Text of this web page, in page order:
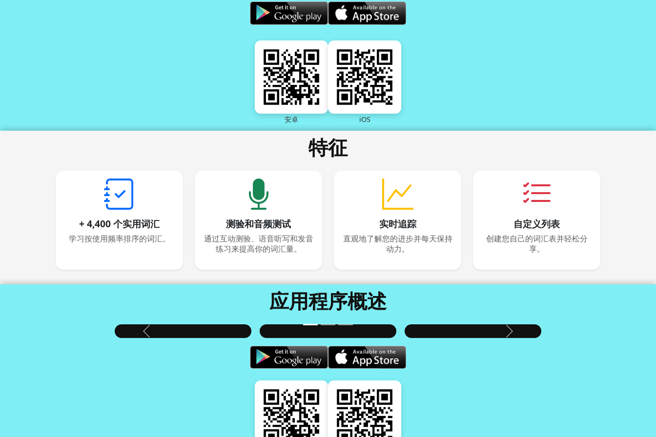
安卓 iOS
特征
+ 4,400 个实用词汇
学习按使用频率排序的词汇。
测验和音频测试
通过互动测验、语音听写和发音
练习来提高你的词汇量。
实时追踪
直观地了解您的进步并每天保持
动力。
自定义列表
创建您自己的词汇表并轻松分
享。
应用程序概述